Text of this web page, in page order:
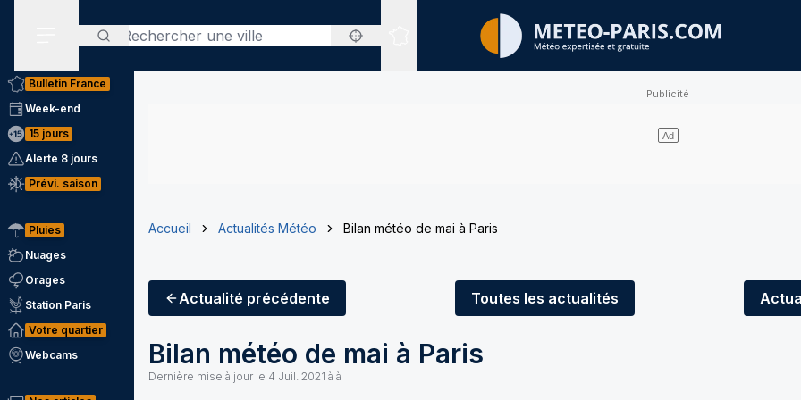
Rechercher
Sites expertisés
Bulletin France
Week-end
15 jours
Alerte 8 jours
Prévi. saison
Pluies
Nuages
Orages
Station Paris
Votre quartier
Webcams
Accueil Actualités Météo Bilan météo de mai à Paris
Actualité précédente Toutes les actualités
Bilan météo de mai à Paris
Dernière mise à jour le 4 Juil. 2021 à à